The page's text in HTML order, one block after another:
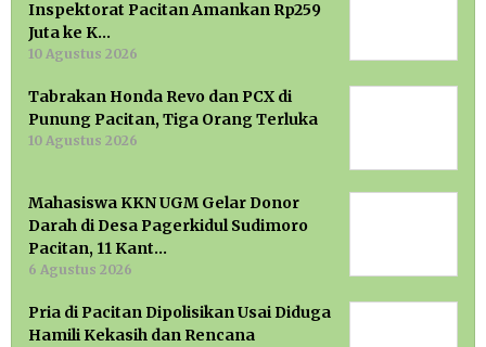
Inspektorat Pacitan Amankan Rp259
Juta ke K…
10 Agustus 2026
Tabrakan Honda Revo dan PCX di
Punung Pacitan, Tiga Orang Terluka
10 Agustus 2026
Mahasiswa KKN UGM Gelar Donor
Darah di Desa Pagerkidul Sudimoro
Pacitan, 11 Kant…
6 Agustus 2026
Pria di Pacitan Dipolisikan Usai Diduga
Hamili Kekasih dan Rencana